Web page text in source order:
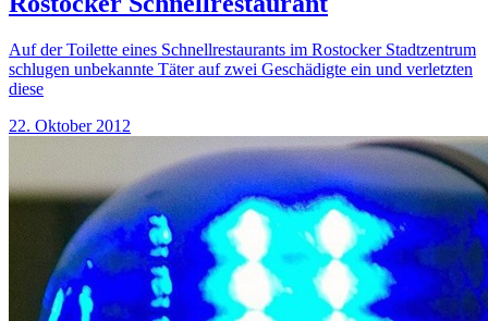
Auf der Toilette eines Schnellrestaurants im Rostocker Stadtzentrum
schlugen unbekannte Täter auf zwei Geschädigte ein und verletzten
diese
22. Oktober 2012